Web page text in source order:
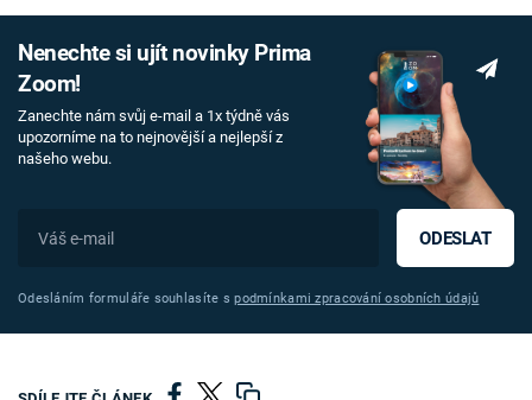
Nenechte si ujít novinky Prima
Zoom!
Zanechte nám svůj e-mail a 1x týdně vás
upozorníme na to nejnovější a nejlepší z
našeho webu.
ODESLAT
Odesláním formuláře souhlasíte spodmínkami zpracování osobních údajů